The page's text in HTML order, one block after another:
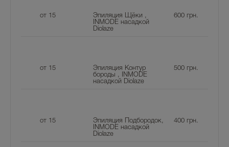
от 15
Эпиляция Щёки ,
INMODE насадкой
Diolaze
600грн.
от 15
Эпиляция Контур
бороды , INMODE
насадкой Diolaze
500грн.
от 15
Эпиляция Подбородок,
INMODE насадкой
Diolaze
400грн.